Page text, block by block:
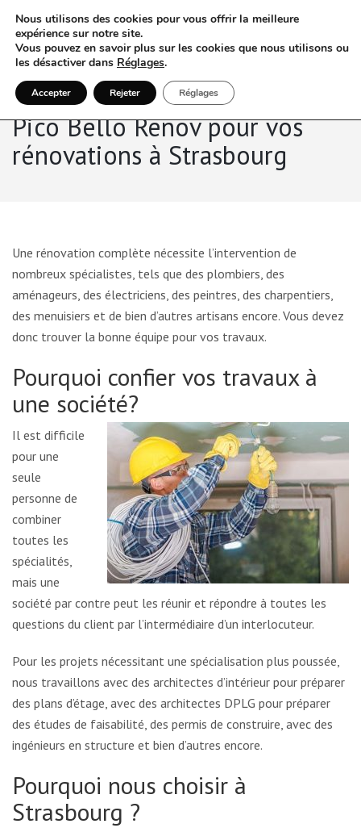
Pico Bello Renov pour vos
rénovations à Strasbourg
Une rénovation complète nécessite l’intervention de
nombreux spécialistes, tels que des plombiers, des
aménageurs, des électriciens, des peintres, des charpentiers,
des menuisiers et de bien d’autres artisans encore. Vous devez
donc trouver la bonne équipe pour vos travaux.
Pourquoi confier vos travaux à
une société?
Il est difficile
pour une
seule
personne de
combiner
toutes les
spécialités,
mais une
société par contre peut les réunir et répondre à toutes les
questions du client par l’intermédiaire d’un interlocuteur.
Pour les projets nécessitant une spécialisation plus poussée,
nous travaillons avec des architectes d’intérieur pour préparer
des plans d’étage, avec des architectes DPLG pour préparer
des études de faisabilité, des permis de construire, avec des
ingénieurs en structure et bien d’autres encore.
Pourquoi nous choisir à
Strasbourg ?
Nous utilisons des cookies pour vous offrir la meilleure
expérience sur notre site.
Vous pouvez en savoir plus sur les cookies que nous utilisons ou
les désactiver dans Réglages.
Accepter Rejeter Réglages